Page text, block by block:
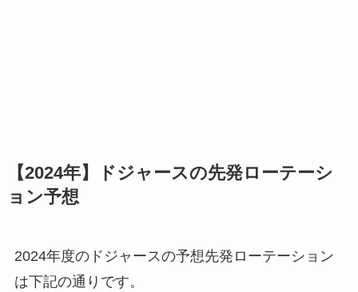
【2024年】ドジャースの先発ローテーシ
ョン予想
2024年度のドジャースの予想先発ローテーション
は下記の通りです。